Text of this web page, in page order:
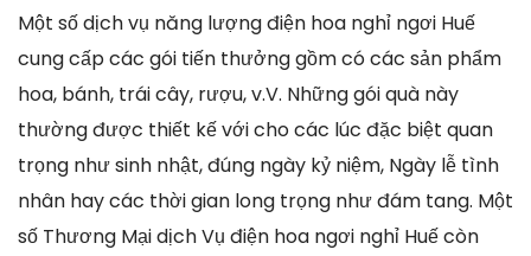
Một số dịch vụ năng lượng điện hoa nghỉ ngơi Huế
cung cấp các gói tiến thưởng gồm có các sản phẩm
hoa, bánh, trái cây, rượu, v.V. Những gói quà này
thường được thiết kế với cho các lúc đặc biệt quan
trọng như sinh nhật, đúng ngày kỷ niệm, Ngày lễ tình
nhân hay các thời gian long trọng như đám tang. Một
số Thương Mại dịch Vụ điện hoa ngơi nghỉ Huế còn